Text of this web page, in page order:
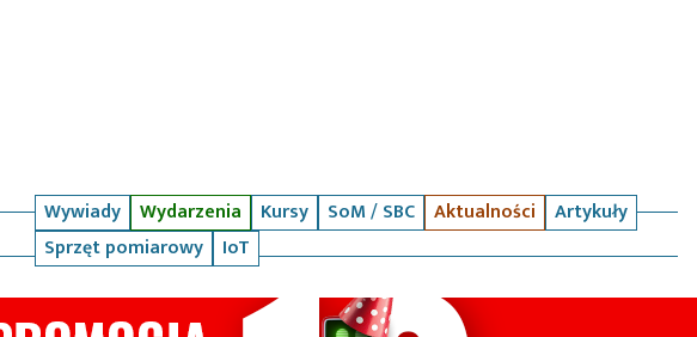
Wywiady Wydarzenia Kursy SoM / SBC Aktualności
Artykuły
Sprzęt pomiarowy
IoT